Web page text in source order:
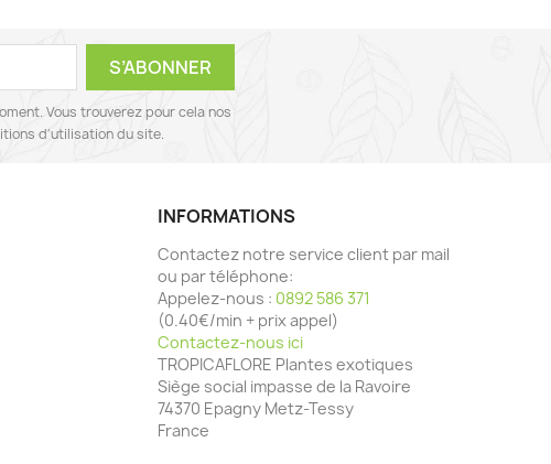
Vous trouverez pour cela nos
d'utilisation du site.
INFORMATIONS
Contactez notre service client par mail
ou par téléphone:
Appelez-nous : 0892 586 371
(0.40€/min + prix appel)
Contactez-nous ici
TROPICAFLORE Plantes exotiques
Siège social impasse de la Ravoire
74370 Epagny Metz-Tessy
France